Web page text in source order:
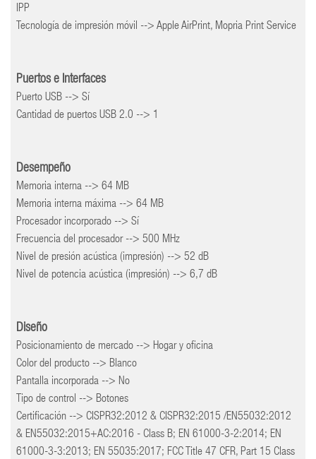
IPP
Tecnología de impresión móvil --> Apple AirPrint, Mopria Print Service
Puertos e Interfaces
Puerto USB --> Sí
Cantidad de puertos USB 2.0 --> 1
Desempeño
Memoria interna --> 64 MB
Memoria interna máxima --> 64 MB
Procesador incorporado --> Sí
Frecuencia del procesador --> 500 MHz
Nivel de presión acústica (impresión) --> 52 dB
Nivel de potencia acústica (impresión) --> 6,7 dB
Diseño
Posicionamiento de mercado --> Hogar y oficina
Color del producto --> Blanco
Pantalla incorporada --> No
Tipo de control --> Botones
Certificación --> CISPR32:2012 & CISPR32:2015 /EN55032:2012
& EN55032:2015+AC:2016 - Class B; EN 61000-3-2:2014; EN
61000-3-3:2013; EN 55035:2017; FCC Title 47 CFR, Part 15 Class